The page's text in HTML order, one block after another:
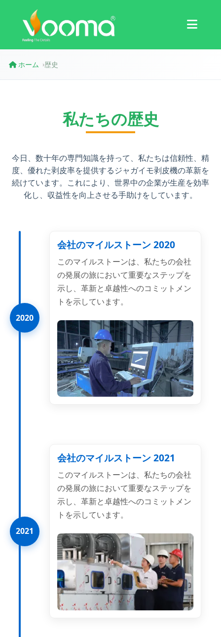
認証
ケーススタディ
ホーム ›歴史
私たちの歴史
今日、数十年の専門知識を持って、私たちは信頼性、精
度、優れた剥皮率を提供するジャガイモ剥皮機の革新を
続けています。これにより、世界中の企業が生産を効率
化し、収益性を向上させる手助けをしています。
2020
会社のマイルストーン 2020
このマイルストーンは、私たちの会社
の発展の旅において重要なステップを
示し、革新と卓越性へのコミットメン
トを示しています。
2021
会社のマイルストーン 2021
このマイルストーンは、私たちの会社
の発展の旅において重要なステップを
示し、革新と卓越性へのコミットメン
トを示しています。